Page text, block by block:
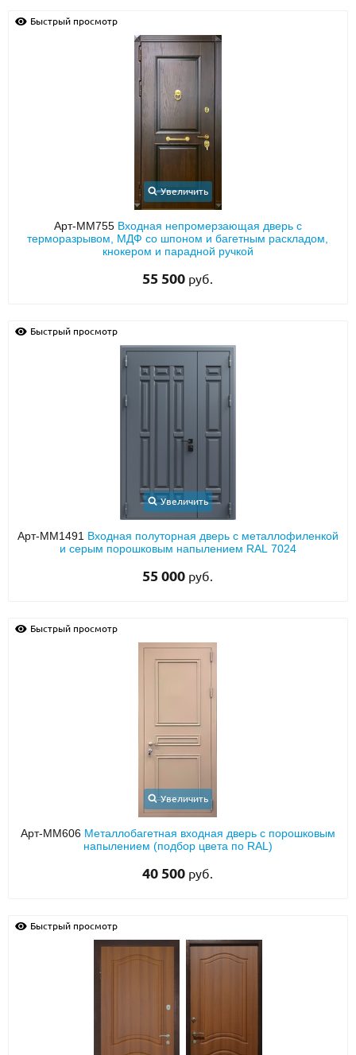
Быстрый просмотр
Увеличить
Арт-ММ755 Входная непромерзающая дверь с
терморазрывом, МДФ со шпоном и багетным раскладом,
кнокером и парадной ручкой
55 500 руб.
Быстрый просмотр
Увеличить
Арт-ММ1491 Входная полуторная дверь с металлофиленкой
и серым порошковым напылением RAL 7024
55 000 руб.
Быстрый просмотр
Увеличить
Арт-ММ606 Металлобагетная входная дверь с порошковым
напылением (подбор цвета по RAL)
40 500 руб.
Быстрый просмотр